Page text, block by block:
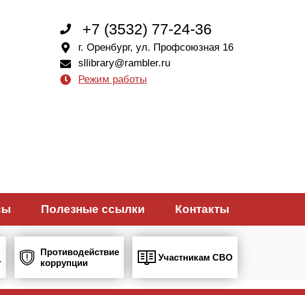
+7 (3532) 77-24-36
г. Оренбург, ул. Профсоюзная 16
sllibrary@rambler.ru
Режим работы
Полезные ссылки Контакты
Противодействие
коррупции
Участникам СВО